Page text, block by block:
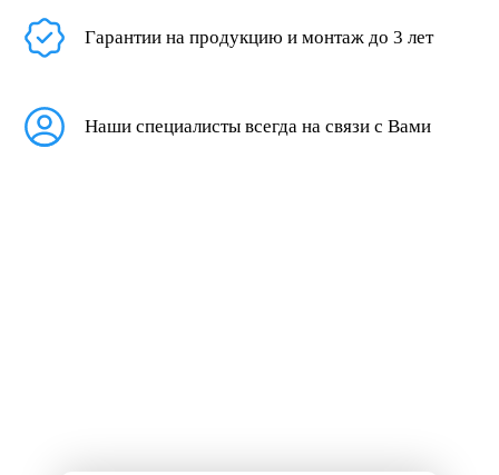
Гарантии на продукцию и монтаж до 3 лет
Наши специалисты всегда на связи с Вами